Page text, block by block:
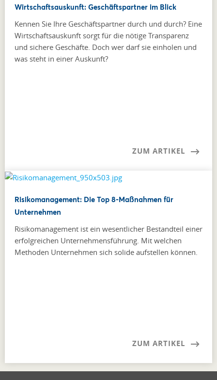
Wirtschaftsauskunft: Geschäftspartner im Blick
Kennen Sie Ihre Geschäftspartner durch und durch? Eine
Wirtschaftsauskunft sorgt für die nötige Transparenz
und sichere Geschäfte. Doch wer darf sie einholen und
was steht in einer Auskunft?
ZUM ARTIKEL
Risikomanagement: Die Top 8-Maßnahmen für
Unternehmen
Risikomanagement ist ein wesentlicher Bestandteil einer
erfolgreichen Unternehmensführung. Mit welchen
Methoden Unternehmen sich solide aufstellen können.
ZUM ARTIKEL